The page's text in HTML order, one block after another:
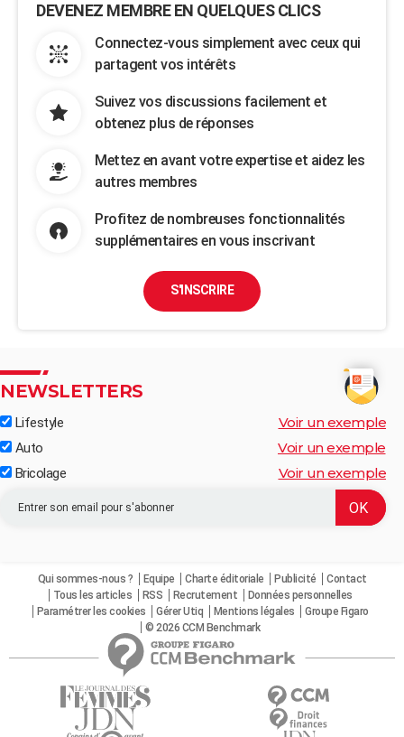
DEVENEZ MEMBRE EN QUELQUES CLICS
Connectez-vous simplement avec ceux qui
partagent vos intérêts
Suivez vos discussions facilement et
obtenez plus de réponses
Mettez en avant votre expertise et aidez les
autres membres
Profitez de nombreuses fonctionnalités
supplémentaires en vous inscrivant
S'INSCRIRE
NEWSLETTERS
Lifestyle Voir un exemple
Auto Voir un exemple
Bricolage Voir un exemple
Qui sommes-nous ? Equipe Charte éditoriale Publicité
Contact
Tous les articles
RSS Recrutement
Données personnelles
Paramétrer les cookies
Gérer Utiq Mentions légales
Groupe Figaro
© 2026 CCM Benchmark